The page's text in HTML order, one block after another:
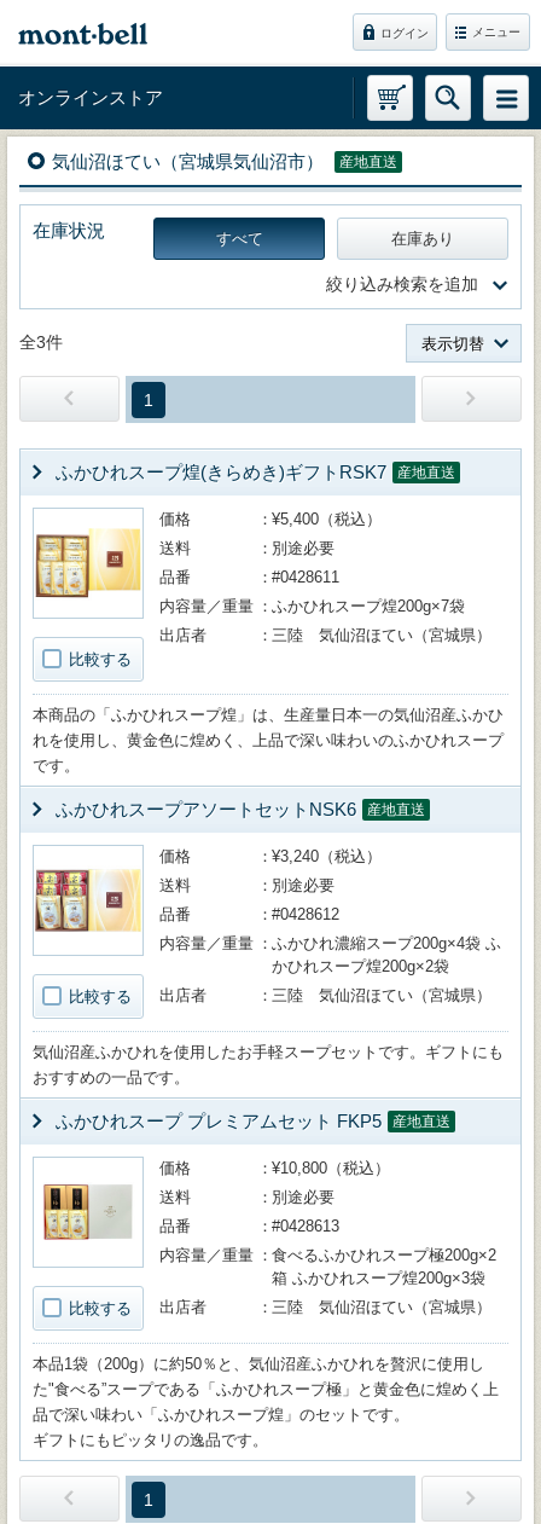
ログイン メニュー
オンラインストア
気仙沼ほてい（宮城県気仙沼市） 産地直送
在庫状況 すべて 在庫あり
絞り込み検索を追加
全3件 表示切替
1
ふかひれスープ煌(きらめき)ギフトRSK7 産地直送
比較する
価格
¥5,400（税込）
送料
別途必要
品番
#0428611
内容量／重量
ふかひれスープ煌200g×7袋
出店者
三陸 気仙沼ほてい（宮城県）
本商品の「ふかひれスープ煌」は、生産量日本一の気仙沼産ふかひ
れを使用し、黄金色に煌めく、上品で深い味わいのふかひれスープ
です。
ふかひれスープアソートセットNSK6 産地直送
比較する
価格
¥3,240（税込）
送料
別途必要
品番
#0428612
内容量／重量
ふかひれ濃縮スープ200g×4袋 ふ
かひれスープ煌200g×2袋
出店者
三陸 気仙沼ほてい（宮城県）
気仙沼産ふかひれを使用したお手軽スープセットです。ギフトにも
おすすめの一品です。
ふかひれスープ プレミアムセット FKP5 産地直送
比較する
価格
¥10,800（税込）
送料
別途必要
品番
#0428613
内容量／重量
食べるふかひれスープ極200g×2
箱 ふかひれスープ煌200g×3袋
出店者
三陸 気仙沼ほてい（宮城県）
本品1袋（200g）に約50％と、気仙沼産ふかひれを贅沢に使用し
た"食べる”スープである「ふかひれスープ極」と黄金色に煌めく上
品で深い味わい「ふかひれスープ煌」のセットです。
ギフトにもピッタリの逸品です。
1